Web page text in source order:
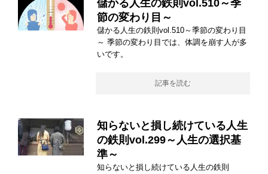
儲かる人生の鉄則vol.510～季
節の変わり目～
儲かる人生の鉄則vol.510～季節の変わり目
～ 季節の変わり目では、体調を崩す人が多
いです。
記事を読む
知らないと損し続けている人生
の鉄則vol.299～人生の選択基
準～
知らないと損し続けている人生の鉄則